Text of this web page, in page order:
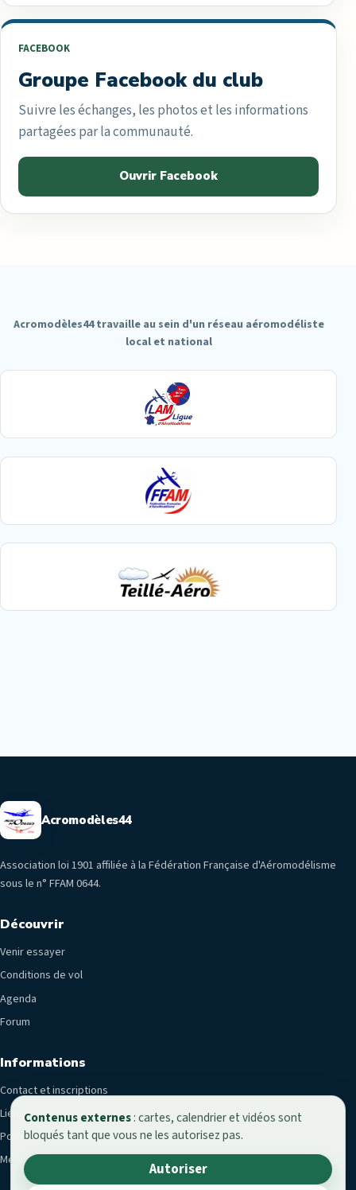
FACEBOOK
Groupe Facebook du club
Suivre les échanges, les photos et les informations
partagées par la communauté.
Ouvrir Facebook
Acromodèles44 travaille au sein d'un réseau aéromodéliste
local et national
Acromodèles44
Association loi 1901 affiliée à la Fédération Française d'Aéromodélisme
sous le n° FFAM 0644.
Découvrir
Venir essayer
Conditions de vol
Agenda
Forum
Informations
Contact et inscriptions
Liens utiles
Politique de confidentialité
Mentions légales
Contenus externes: cartes, calendrier et vidéos sont
bloqués tant que vous ne les autorisez pas.
Autoriser